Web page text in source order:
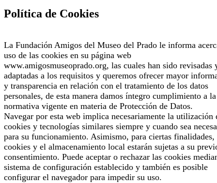
Política de Cookies
La Fundación Amigos del Museo del Prado le informa
uso de las cookies en su página web
www.amigosmuseoprado.org, las cuales han sido revisadas
adaptadas a los requisitos y queremos ofrecer mayor
y transparencia en relación con el tratamiento de los datos
personales, de esta manera damos íntegro cumplimiento a la
normativa vigente en materia de Protección de Datos.
Navegar por esta web implica necesariamente la utilización
cookies y tecnologías similares siempre y cuando sea
para su funcionamiento. Asimismo, para ciertas finalidades,
cookies y el almacenamiento local estarán sujetas a su
consentimiento. Puede aceptar o rechazar las cookies
sistema de configuración establecido y también es posible
configurar el navegador para impedir su uso.